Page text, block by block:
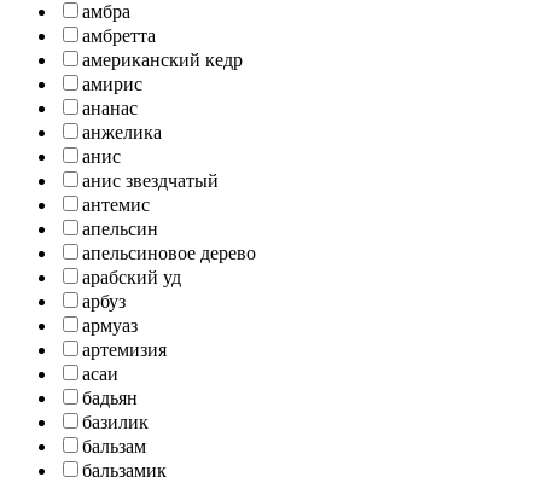
амбра
амбретта
американский кедр
амирис
ананас
анжелика
анис
анис звездчатый
антемис
апельсин
апельсиновое дерево
арабский уд
арбуз
армуаз
артемизия
асаи
бадьян
базилик
бальзам
бальзамик